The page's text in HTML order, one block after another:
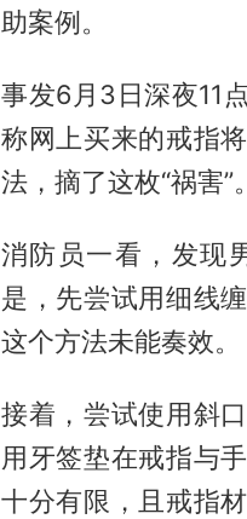
助案例。
事发6月3日深夜11
称网上买来的戒指
法，摘了这枚“祸害”。
消防员一看，发现
是，先尝试用细线
这个方法未能奏效。
接着，尝试使用斜
用牙签垫在戒指与
十分有限，且戒指